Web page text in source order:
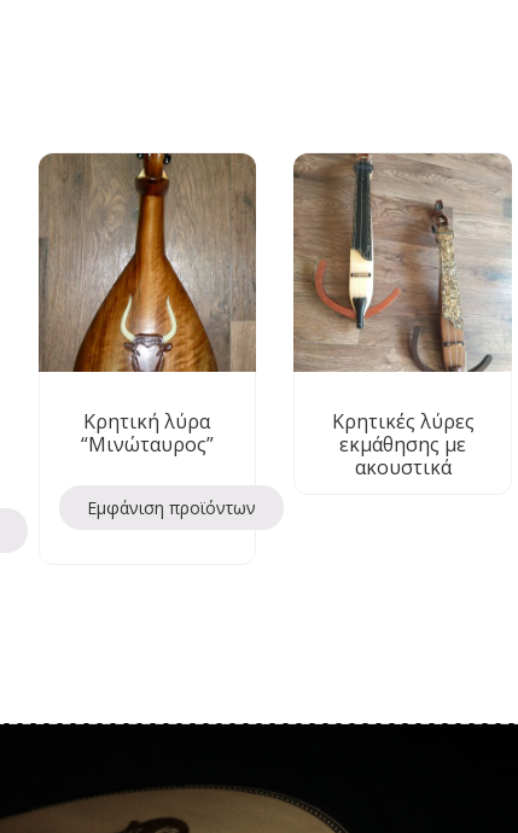
Κρητική λύρα
“Μινώταυρος”
Εμφάνιση προϊόντων
Κρητικές λύρες
εκμάθησης με
ακουστικά